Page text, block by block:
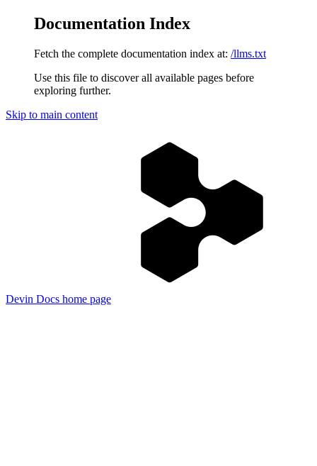
Documentation Index
Fetch the complete documentation index at: /llms.txt
Use this file to discover all available pages before
exploring further.
Skip to main content
Devin Docs home page